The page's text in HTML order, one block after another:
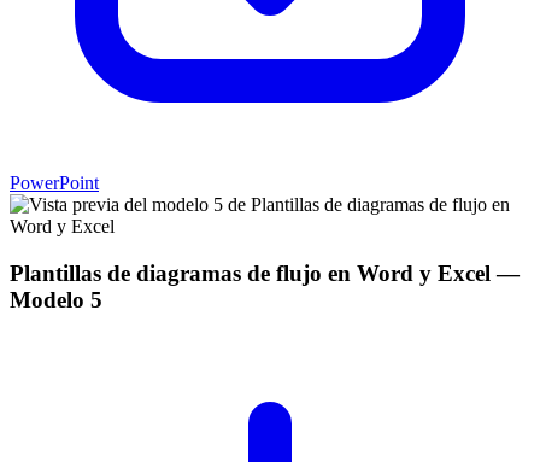
PowerPoint
Plantillas de diagramas de flujo en Word y Excel —
Modelo 5